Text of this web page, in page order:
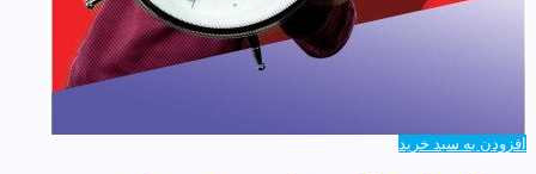
افزودن به سبد خرید